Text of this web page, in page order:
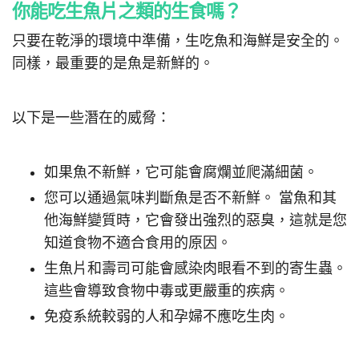
你能吃生魚片之類的生食嗎？
只要在乾淨的環境中準備，生吃魚和海鮮是安全的。
同樣，最重要的是魚是新鮮的。
以下是一些潛在的威脅：
如果魚不新鮮，它可能會腐爛並爬滿細菌。
您可以通過氣味判斷魚是否不新鮮。 當魚和其
他海鮮變質時，它會發出強烈的惡臭，這就是您
知道食物不適合食用的原因。
生魚片和壽司可能會感染肉眼看不到的寄生蟲。
這些會導致食物中毒或更嚴重的疾病。
免疫系統較弱的人和孕婦不應吃生肉。